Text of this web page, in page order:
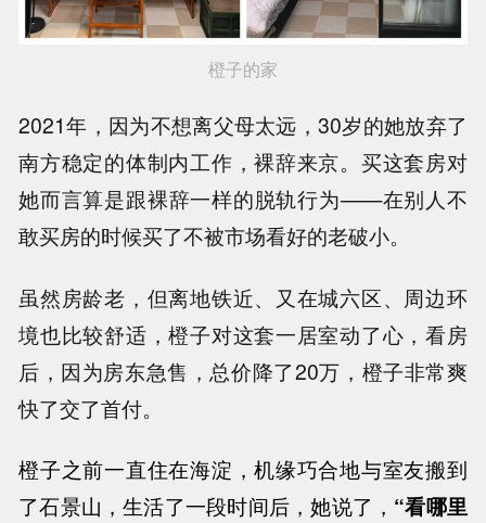
橙子的家
2021年，因为不想离父母太远，30岁的她放弃了
南方稳定的体制内工作，裸辞来京。买这套房对
她而言算是跟裸辞一样的脱轨行为——在别人不
敢买房的时候买了不被市场看好的老破小。
虽然房龄老，但离地铁近、又在城六区、周边环
境也比较舒适，橙子对这套一居室动了心，看房
后，因为房东急售，总价降了20万，橙子非常爽
快了交了首付。
橙子之前一直住在海淀，机缘巧合地与室友搬到
了石景山，生活了一段时间后，她说了， “看哪里